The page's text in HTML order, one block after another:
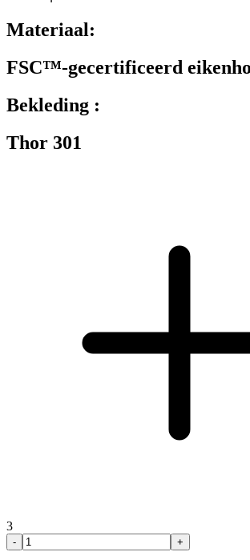
Materiaal:
FSC™-gecertificeerd
Bekleding :
Thor 301
3
- +